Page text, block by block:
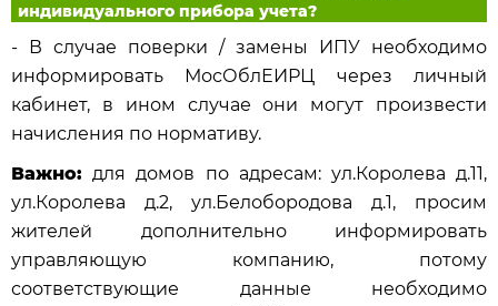
индивидуального прибора учета?
- В случае поверки / замены ИПУ необходимо
информировать МосОблЕИРЦ через личный
кабинет, в ином случае они могут произвести
начисления по нормативу.
Важно: для домов по адресам: ул.Королева д.11,
ул.Королева д.2, ул.Белобородова д.1, просим
жителей дополнительно информировать
управляющую компанию, потому
соответствующие данные необходимо